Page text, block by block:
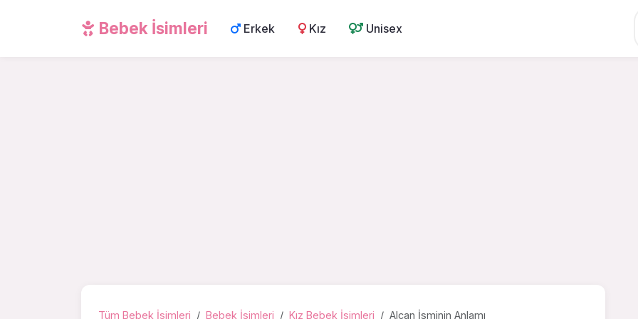
Bebek İsimleri Erkek Kız Unisex
Tüm Bebek İsimleri Bebek İsimleri Kız Bebek İsimleri Alcan İsminin Anlamı